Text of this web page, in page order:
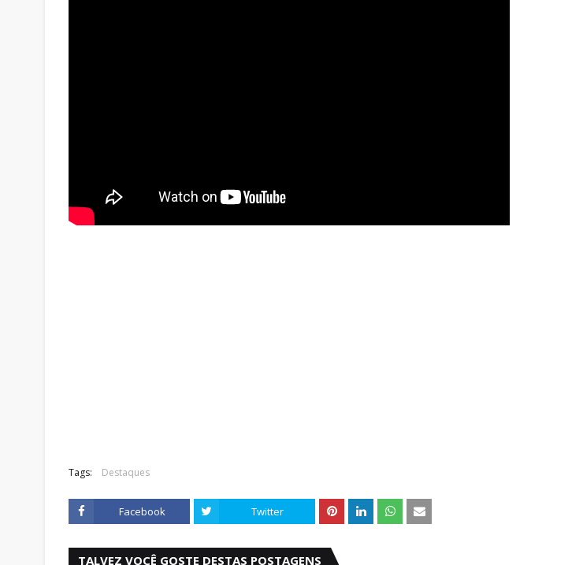
Tags: Destaques
Facebook Twitter
TALVEZ VOCÊ GOSTE DESTAS POSTAGENS